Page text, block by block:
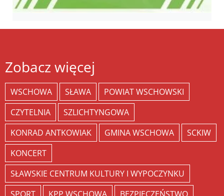
Zobacz więcej
WSCHOWA SŁAWA
POWIAT WSCHOWSKI
CZYTELNIA
SZLICHTYNGOWA
KONRAD ANTKOWIAK
GMINA WSCHOWA
SCKIW
KONCERT
SŁAWSKIE CENTRUM KULTURY I WYPOCZYNKU